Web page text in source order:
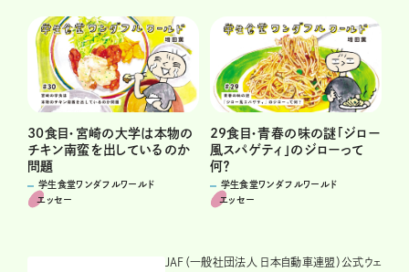
30食目・宮崎の大学は本物の
チキン南蛮を出しているのか
問題
学生食堂ワンダフルワールド
エッセー
29食目・青春の味の謎「ジロー
風スパゲティ」のジローって
何？
学生食堂ワンダフルワールド
エッセー
JAF（一般社団法人 日本自動車連盟）公式ウェ